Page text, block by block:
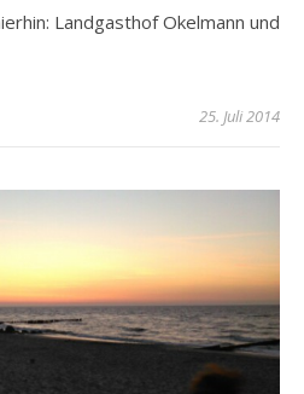
Landgasthof Okelmann und
25. Juli 2014